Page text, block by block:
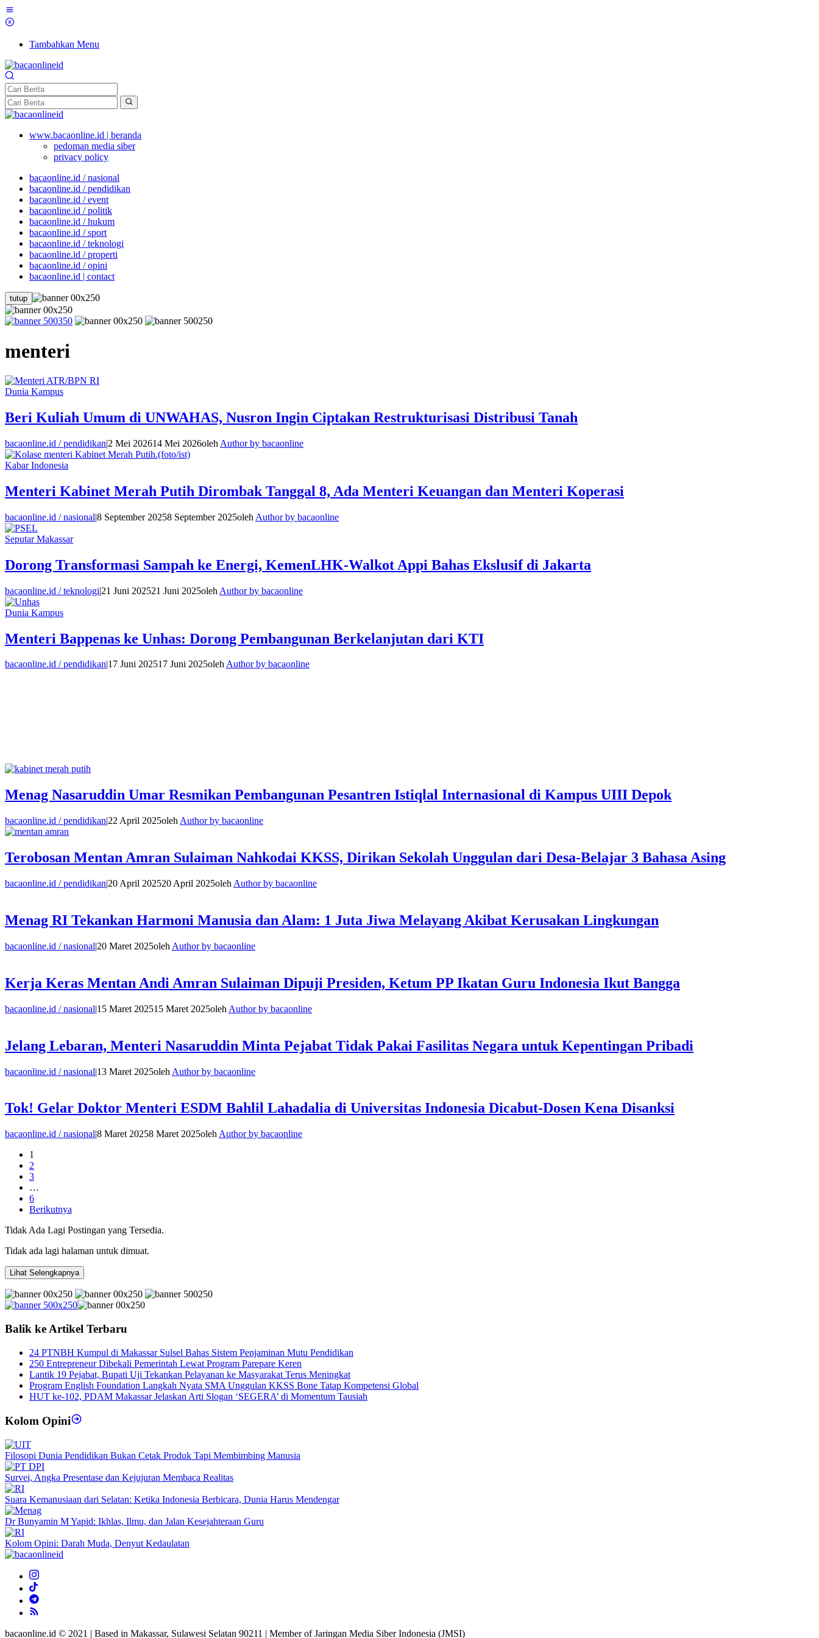
Tambahkan Menu
www.bacaonline.id | beranda
pedoman media siber
privacy policy
bacaonline.id / nasional
bacaonline.id / pendidikan
bacaonline.id / event
bacaonline.id / politik
bacaonline.id / hukum
bacaonline.id / sport
bacaonline.id / teknologi
bacaonline.id / properti
bacaonline.id / opini
bacaonline.id | contact
tutup
menteri
Dunia Kampus
Beri Kuliah Umum di UNWAHAS, Nusron Ingin Ciptakan Restrukturisasi Distribusi Tanah
bacaonline.id / pendidikan|2 Mei 202614 Mei 2026oleh Author by bacaonline
Kabar Indonesia
Menteri Kabinet Merah Putih Dirombak Tanggal 8, Ada Menteri Keuangan dan Menteri Koperasi
bacaonline.id / nasional|8 September 20258 September 2025oleh Author by bacaonline
Seputar Makassar
Dorong Transformasi Sampah ke Energi, KemenLHK-Walkot Appi Bahas Ekslusif di Jakarta
bacaonline.id / teknologi|21 Juni 202521 Juni 2025oleh Author by bacaonline
Dunia Kampus
Menteri Bappenas ke Unhas: Dorong Pembangunan Berkelanjutan dari KTI
bacaonline.id / pendidikan 17 Juni 202517 Juni 2025olehAuthor by bacaonline
Menag Nasaruddin Umar Resmikan Pembangunan Pesantren Istiqlal Internasional di Kampus UIII Depok
bacaonline.id / pendidikan|22 April 2025oleh Author by bacaonline
Terobosan Mentan Amran Sulaiman Nahkodai KKSS, Dirikan Sekolah Unggulan dari Desa-Belajar 3 Bahasa Asing
bacaonline.id / pendidikan|20 April 202520 April 2025oleh Author by bacaonline
Menag RI Tekankan Harmoni Manusia dan Alam: 1 Juta Jiwa Melayang Akibat Kerusakan Lingkungan
bacaonline.id / nasional|20 Maret 2025oleh Author by bacaonline
Kerja Keras Mentan Andi Amran Sulaiman Dipuji Presiden, Ketum PP Ikatan Guru Indonesia Ikut Bangga
bacaonline.id / nasional|15 Maret 202515 Maret 2025oleh Author by bacaonline
Jelang Lebaran, Menteri Nasaruddin Minta Pejabat Tidak Pakai Fasilitas Negara untuk Kepentingan Pribadi
bacaonline.id / nasional|13 Maret 2025oleh Author by bacaonline
Tok! Gelar Doktor Menteri ESDM Bahlil Lahadalia di Universitas Indonesia Dicabut-Dosen Kena Disanksi
bacaonline.id / nasional|8 Maret 20258 Maret 2025oleh Author by bacaonline
1
2
3
…
6
Berikutnya
Tidak Ada Lagi Postingan yang Tersedia.
Tidak ada lagi halaman untuk dimuat.
Lihat Selengkapnya
Balik ke Artikel Terbaru
24 PTNBH Kumpul di Makassar Sulsel Bahas Sistem Penjaminan Mutu Pendidikan
250 Entrepreneur Dibekali Pemerintah Lewat Program Parepare Keren
Lantik 19 Pejabat, Bupati Uji Tekankan Pelayanan ke Masyarakat Terus Meningkat
Program English Foundation Langkah Nyata SMA Unggulan KKSS Bone Tatap Kompetensi Global
HUT ke-102, PDAM Makassar Jelaskan Arti Slogan ‘SEGERA’ di Momentum Tausiah
Kolom Opini
Filosopi Dunia Pendidikan Bukan Cetak Produk Tapi Membimbing Manusia
Survei, Angka Presentase dan Kejujuran Membaca Realitas
Suara Kemanusiaan dari Selatan: Ketika Indonesia Berbicara, Dunia Harus Mendengar
Dr Bunyamin M Yapid: Ikhlas, Ilmu, dan Jalan Kesejahteraan Guru
Kolom Opini: Darah Muda, Denyut Kedaulatan
bacaonline.id © 2021 | Based in Makassar, Sulawesi Selatan 90211 | Member of Jaringan Media Siber Indonesia (JMSI)